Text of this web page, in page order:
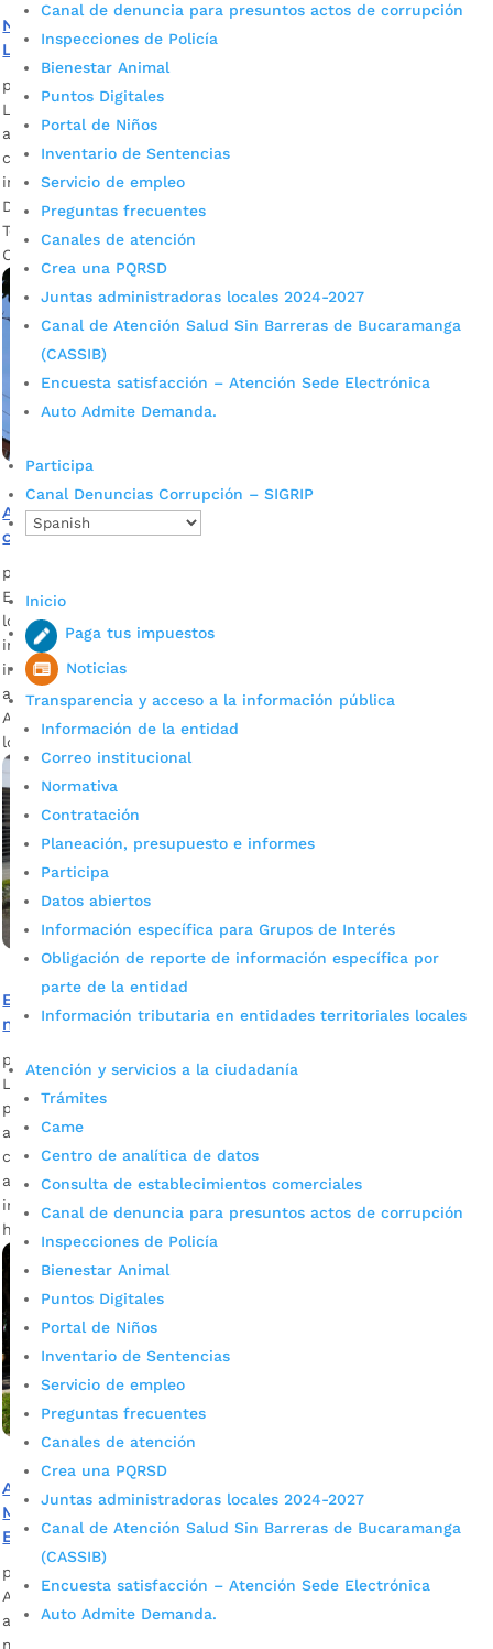
Canal de denuncia para presuntos actos de corrupción
Inspecciones de Policía
Bienestar Animal
Puntos Digitales
Portal de Niños
Inventario de Sentencias
Servicio de empleo
Preguntas frecuentes
Canales de atención
Crea una PQRSD
Juntas administradoras locales 2024-2027
Canal de Atención Salud Sin Barreras de Bucaramanga
(CASSIB)
Encuesta satisfacción – Atención Sede Electrónica
Auto Admite Demanda.
Participa
Canal Denuncias Corrupción – SIGRIP
Inicio
Paga tus impuestos
Noticias
Transparencia y acceso a la información pública
Información de la entidad
Correo institucional
Normativa
Contratación
Planeación, presupuesto e informes
Participa
Datos abiertos
Información específica para Grupos de Interés
Obligación de reporte de información específica por
parte de la entidad
Información tributaria en entidades territoriales locales
Atención y servicios a la ciudadanía
Trámites
Came
Centro de analítica de datos
Consulta de establecimientos comerciales
Canal de denuncia para presuntos actos de corrupción
Inspecciones de Policía
Bienestar Animal
Puntos Digitales
Portal de Niños
Inventario de Sentencias
Servicio de empleo
Preguntas frecuentes
Canales de atención
Crea una PQRSD
Juntas administradoras locales 2024-2027
Canal de Atención Salud Sin Barreras de Bucaramanga
(CASSIB)
Encuesta satisfacción – Atención Sede Electrónica
Auto Admite Demanda.
Nuevo alumbrado en el perímetro del Parque Ecológico
La Flora propicia calidad de vida y bienestar
por
La comunidad ya disfruta de un ambiente más amable y
atractivo gracias a la instalación de modernas luminarias
con tecnología Led. Más de 1.300 metros lineales son
intervenidos. La inversión asciende a los $2.663 millones.
Descargue audio: Nidia Carvajal, residente del barrio
Terrazas / Geraldine Romero, ciudadana Sectores como
Cabecera del Llano, La Floresta y […]
Alcaldía ya instaló 5.675 nuevas luminarias Led en cinco
comunas de Bucaramanga
por
El propósito es la modernización del alumbrado público con
los más altos estándares de calidad. Es de anotar que la
inversión, sumando el suministro de materiales y la
instalación, es cercana a los $9.000 millones. Descargue
audio: Carlos Saúl Hernández, coordinador de la Oficina de
Alumbrado Público Actualmente los trabajos, por parte de
los contratistas, […]
En cinco comunas de Bucaramanga se instalan 8.200
nuevas luminarias con tecnología Led
por Alcaldía de Bucaramanga | Sep 5, 2020
Las comunas 12, 13, 14, 15 y 17 son las beneficiadas. El
propósito es brindar un entorno más seguro, amable y
atractivo. Descargue audio: Carlos Saúl Hernández,
coordinador de la Oficina de Alumbrado Público La inversión
asciende, con el suministro de materiales y la respectiva
instalación, a los $9.000 millones. El proceso se encamina
hacia un […]
Alcaldía de Bucaramanga reactiva obras en el Parque
Morrorico, la Calle de Las Letras y la Calle de Los
Estudiantes
por
A través de una iluminación eficiente y de calidad se le
apuesta a realzar estos sitios de encuentro. Más de $8.061
millones se invierten en estos proyectos. Descargar audio: